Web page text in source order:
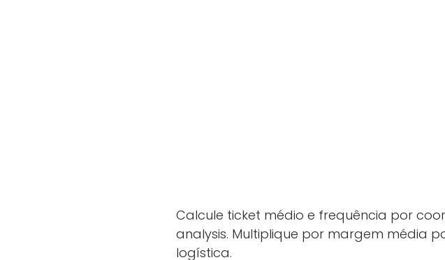
Calcule ticket médio e frequência por
analysis. Multiplique por margem média
logística.